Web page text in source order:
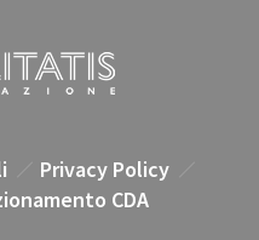
Privacy Policy
CDA